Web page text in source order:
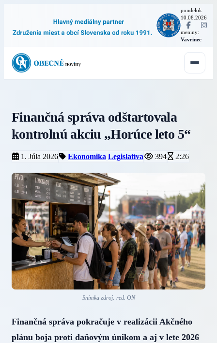
pondelok
10.08.2026
·
meniny:
Vavrinec
Finančná správa odštartovala
kontrolnú akciu „Horúce leto 5“
1. Júla 2026 Ekonomika Legislatíva 394 2:26
Snímka zdroj: red. ON
Finančná správa pokračuje v realizácii Akčného
plánu boja proti daňovým únikom a aj v lete 2026